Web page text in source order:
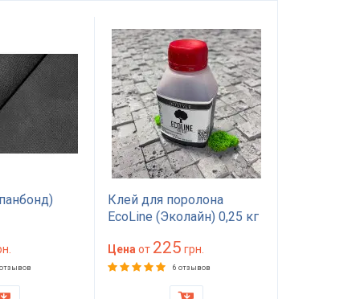
Клей для поролона
EcoLine (Эколайн) 0,25 кг
красного цвета
Цена от 225 грн.
6 отзывов